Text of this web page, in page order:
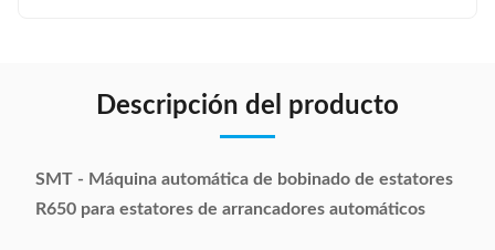
Descripción del producto
SMT - Máquina automática de bobinado de estatores
R650 para estatores de arrancadores automáticos